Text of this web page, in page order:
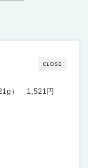
CLOSE
） 1,521円